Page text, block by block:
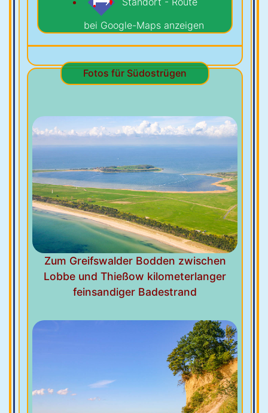
bei Google-Maps anzeigen
Fotos für Südostrügen
Zum Greifswalder Bodden zwischen
Lobbe und Thießow kilometerlanger
feinsandiger Badestrand